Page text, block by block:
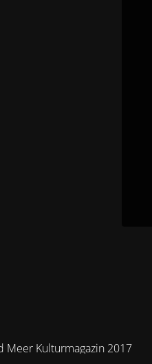
Meer Kulturmagazin 2017